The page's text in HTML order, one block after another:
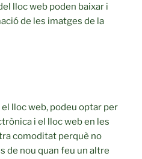
lloc web poden baixar i
de les imatges de la
lloc web, podeu optar per
i el lloc web en les
comoditat perquè no
de nou quan feu un altre